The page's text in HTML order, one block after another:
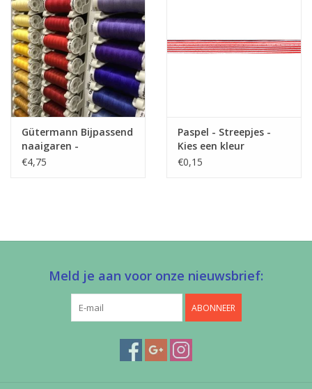
Stretch
Gütermann Bijpassend
naaigaren -
Allesnaaigaren 200m
€4,75
Paspel - Streepjes -
Kies een kleur
€0,15
Meld je aan voor onze nieuwsbrief:
ABONNEER